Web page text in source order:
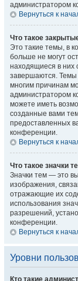
администратором
Вернуться к
Что такое
Это такие темы, в
больше не могут
находящиеся в них
завершаются. Темы
многим причинам
администратором
можете иметь
созданные вами
предоставленных
конференции.
Вернуться к
Что такое значки
Значки тем — это
изображения,
отражающие их
использования
разрешений,
конференции.
Вернуться к
Уровни
Кто такие